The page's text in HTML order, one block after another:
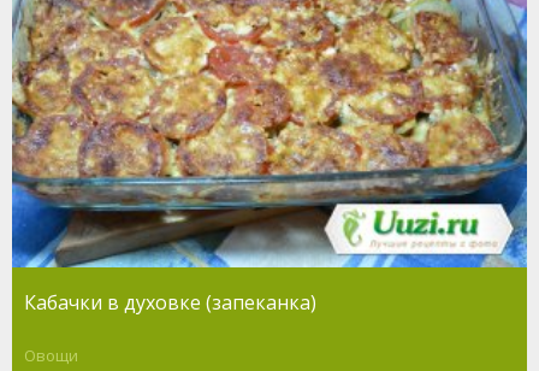
Кабачки в духовке (запеканка)
Овощи